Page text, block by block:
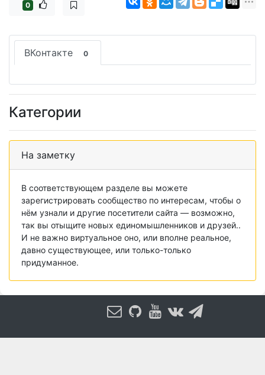
0
ВКонтакте 0
Категории
На заметку
В соответствующем разделе вы можете
зарегистрировать сообщество по интересам, чтобы о
нём узнали и другие посетители сайта — возможно,
так вы отыщите новых единомышленников и друзей..
И не важно виртуальное оно, или вполне реальное,
давно существующее, или только-только
придуманное.